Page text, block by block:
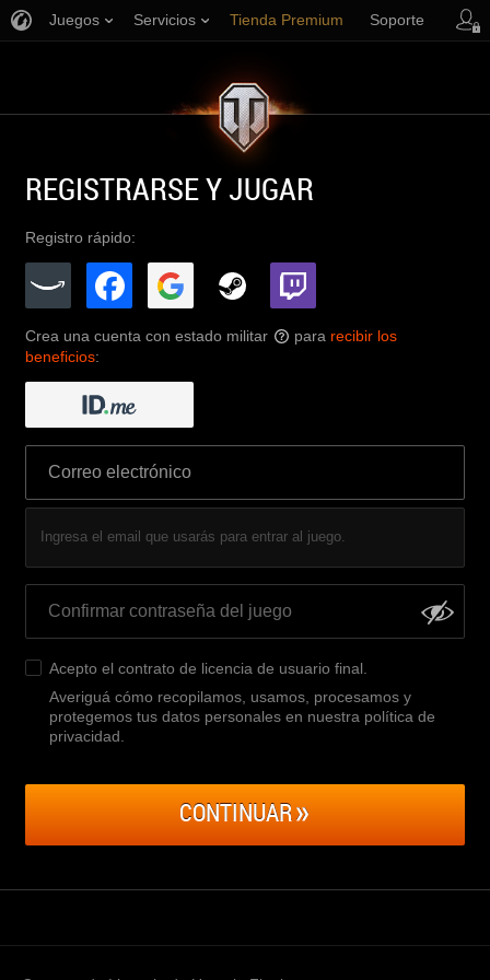
Juegos Servicios Tienda Premium Soporte
REGISTRARSE Y JUGAR
Registro rápido:
Crea una cuenta con estado militar ? para recibir los
beneficios:
Ingresa el email que usarás para entrar al juego.
Acepto el contrato de licencia de usuario final
Averiguá cómo recopilamos, usamos, procesamos y
protegemos tus datos personales en nuestra política de
privacidad
CONTINUAR